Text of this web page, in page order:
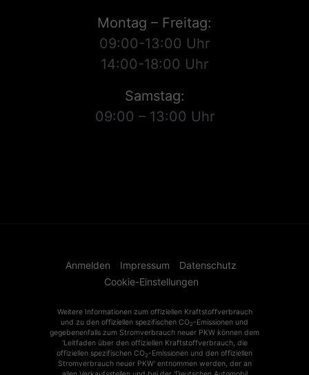
Montag – Freitag:
09:00-13:00 Uhr
14:00-18:00 Uhr
Samstag:
09:00 – 13:00 Uhr
Anmelden Impressum
Datenschutz
Cookie-Einstellungen
Weitere Informationen zum offiziellen Kraftstoffverbrauch
und zu den offiziellen spezifischen CO2 -Emissionen und
gegebenenfalls zum Stromverbrauch neuer PKW können dem
'Leitfaden über den offiziellen Kraftstoffverbrauch, die
offiziellen spezifischen CO2 -Emissionen und den offiziellen
Stromverbrauch neuer PKW' entnommen werden, der an